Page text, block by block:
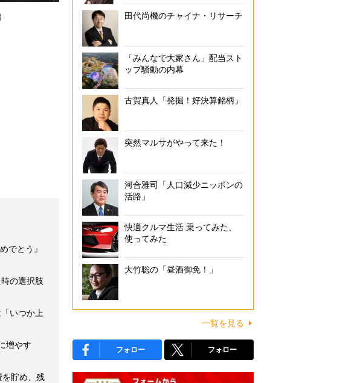
森口亮（もりぐち・まこと）／個人投資家、投資系YouTuber。「Excelで決算
長株を中・長期的に狙う」という手法で資産を10倍に。その後も着実に
でとう』
の選択肢
いつか上
増やす
貯め、残
田代尚機のチャイナ・リサーチ
「みんなで大家さん」配当スト
ップ騒動の内幕
古賀真人「発掘！好決算銘柄」
突然マルサがやって来た！
河合雅司「人口減少ニッポンの
活路」
快適クルマ生活 乗ってみた、
使ってみた
大竹聡の「昼酒御免！」
一覧を見る
フォロー フォロー